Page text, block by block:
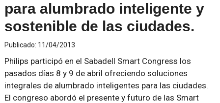
para alumbrado inteligente y
sostenible de las ciudades.
Publicado: 11/04/2013
Philips participó en el Sabadell Smart Congress los
pasados días 8 y 9 de abril ofreciendo soluciones
integrales de alumbrado inteligentes para las ciudades.
El congreso abordó el presente y futuro de las Smart